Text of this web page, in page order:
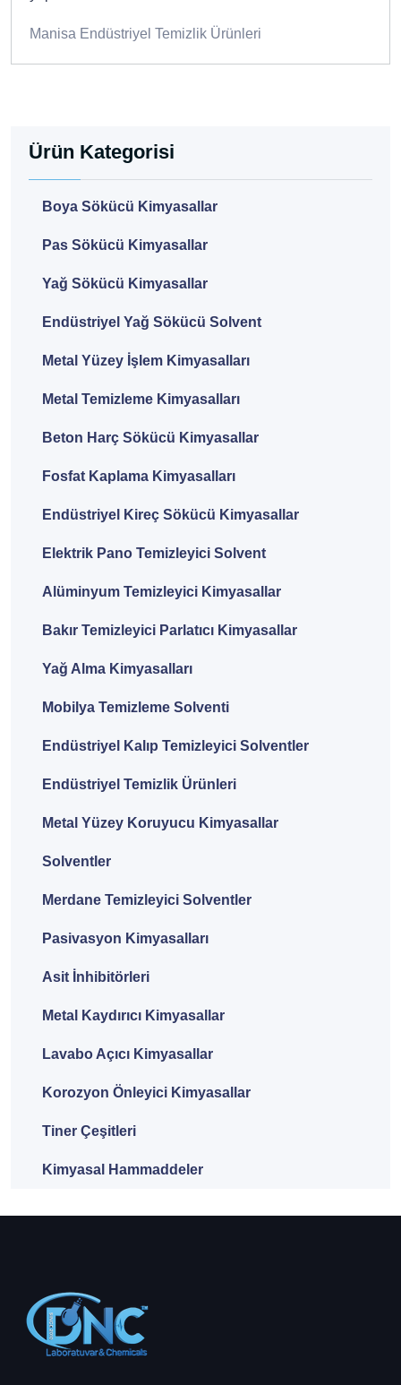
Manisa Endüstriyel Temizlik Ürünleri
Ürün Kategorisi
Boya Sökücü Kimyasallar
Pas Sökücü Kimyasallar
Yağ Sökücü Kimyasallar
Endüstriyel Yağ Sökücü Solvent
Metal Yüzey İşlem Kimyasalları
Metal Temizleme Kimyasalları
Beton Harç Sökücü Kimyasallar
Fosfat Kaplama Kimyasalları
Endüstriyel Kireç Sökücü Kimyasallar
Elektrik Pano Temizleyici Solvent
Alüminyum Temizleyici Kimyasallar
Bakır Temizleyici Parlatıcı Kimyasallar
Yağ Alma Kimyasalları
Mobilya Temizleme Solventi
Endüstriyel Kalıp Temizleyici Solventler
Endüstriyel Temizlik Ürünleri
Metal Yüzey Koruyucu Kimyasallar
Solventler
Merdane Temizleyici Solventler
Pasivasyon Kimyasalları
Asit İnhibitörleri
Metal Kaydırıcı Kimyasallar
Lavabo Açıcı Kimyasallar
Korozyon Önleyici Kimyasallar
Tiner Çeşitleri
Kimyasal Hammaddeler